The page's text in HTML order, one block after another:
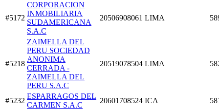
#5172
CORPORACION
INMOBILIARIA
SUDAMERICANA
S.A.C
20506908061 LIMA
#5218
ZAIMELLA DEL
PERU SOCIEDAD
ANONIMA
CERRADA -
ZAIMELLA DEL
PERU S.A.C
20519078504 LIMA
#5232
ESPARRAGOS DEL
CARMEN S.A.C
20601708524 ICA